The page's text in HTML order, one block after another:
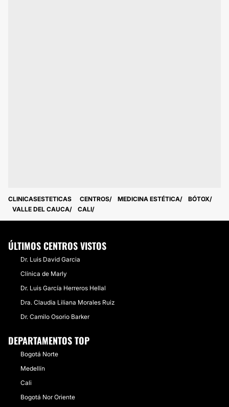
CLINICASESTETICAS CENTROS MEDICINA ESTÉTICA
BÓTOX
VALLE DEL CAUCA
CALI
ÚLTIMOS CENTROS VISTOS
Dr. Luis David Garcia
Clínica de Marly
Dr. Luis García Herreros Hellal
Dra. Claudia Liliana Morales Ruiz
Dr. Camilo Osorio Barker
DEPARTAMENTOS TOP
Bogotá Norte
Medellín
Cali
Bogotá Nor Oriente